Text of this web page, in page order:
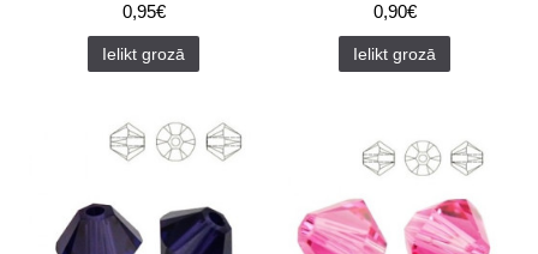
0,95€
Ielikt grozā
0,90€
Ielikt grozā